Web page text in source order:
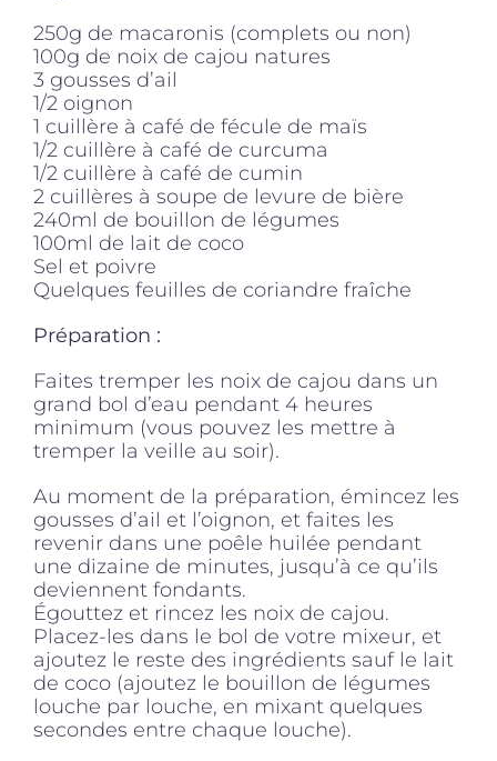
250g de macaronis (complets ou non)
100g de noix de cajou natures
3 gousses d’ail
1/2 oignon
1 cuillère à café de fécule de maïs
1/2 cuillère à café de curcuma
1/2 cuillère à café de cumin
2 cuillères à soupe de levure de bière
240ml de bouillon de légumes
100ml de lait de coco
Sel et poivre
Quelques feuilles de coriandre fraîche
Préparation :
Faites tremper les noix de cajou dans un
grand bol d’eau pendant 4 heures
minimum (vous pouvez les mettre à
tremper la veille au soir).
Au moment de la préparation, émincez les
gousses d’ail et l’oignon, et faites les
revenir dans une poêle huilée pendant
une dizaine de minutes, jusqu’à ce qu’ils
deviennent fondants.
Égouttez et rincez les noix de cajou.
Placez-les dans le bol de votre mixeur, et
ajoutez le reste des ingrédients sauf le lait
de coco (ajoutez le bouillon de légumes
louche par louche, en mixant quelques
secondes entre chaque louche).